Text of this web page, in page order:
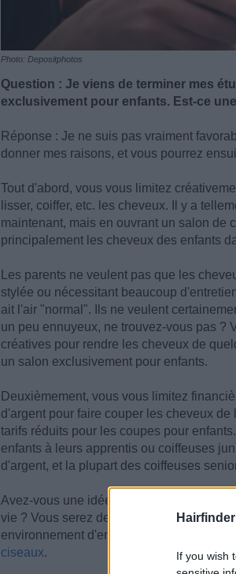
If you wish
Photo: Depositphotos
Question : Je viens de terminer mes
exclusivement pour enfants. Est-ce
Réponse : Je ne suis pas vraiment
donner mes raisons, et vous pourrez
Tout d'abord, vous vous limitez
lisser, coiffer, etc. les cheveux. Il y a
maintenant, mais en ouvrant un salon de
principalement les cheveux des enfants
Les parents ne veulent pas que les
stylée ou nécessitant beaucoup
ait l'air "normal". Ils ne veulent
un peu ennuyeux, ne trouvez-vous pas ?
créatives pour rendre les cheveux de
un salon exclusivement pour enfants.
Deuxièmement, vous vous limitez
d'argent pour faire couper les cheveux
tarifs réduits pour les coupes pour
enfants à leurs apprentis ou coiffeuses
d'argent, et la plupart des coiffeuses
Avez-vous une idée du nombre de
vie ? Vous serez debout toute la journée,
environnement d'enfants qui pleurent,
ciseaux.